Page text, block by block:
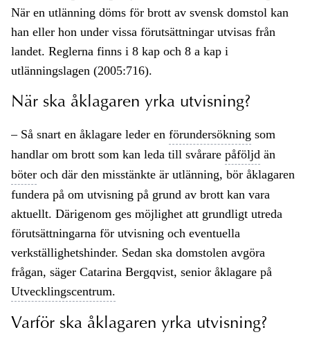
När en utlänning döms för brott av svensk domstol kan
han eller hon under vissa förutsättningar utvisas från
landet. Reglerna finns i 8 kap och 8 a kap i
utlänningslagen (2005:716).
När ska åklagaren yrka utvisning?
– Så snart en åklagare leder en förundersökning som
handlar om brott som kan leda till svårare påföljd än
böter och där den misstänkte är utlänning, bör åklagaren
fundera på om utvisning på grund av brott kan vara
aktuellt. Därigenom ges möjlighet att grundligt utreda
förutsättningarna för utvisning och eventuella
verkställighetshinder. Sedan ska domstolen avgöra
frågan, säger Catarina Bergqvist, senior åklagare på
Utvecklingscentrum.
Varför ska åklagaren yrka utvisning?